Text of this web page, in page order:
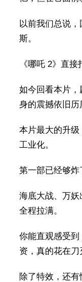
以前我们总说
斯。
《哪吒 2》直接
如今回看本片
身的震撼依旧历
本片最大的升
工业化。
第一部已经够炸
海底大战、万
全程拉满。
你能直观感受
资，真的花在刀
除了特效，还有